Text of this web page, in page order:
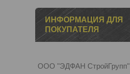
ИНФОРМАЦИЯ ДЛЯ
ПОКУПАТЕЛЯ
ООО "ЭДФАН СтройГрупп"